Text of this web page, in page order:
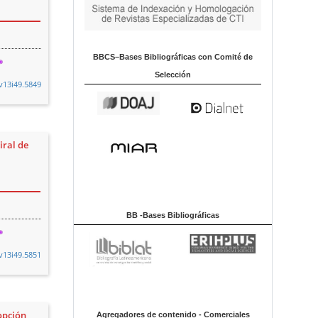
de
BBCS–Bases Bibliográficas con Comité de
Selección
BB -Bases Bibliográficas
Agregadores de contenido - Comerciales